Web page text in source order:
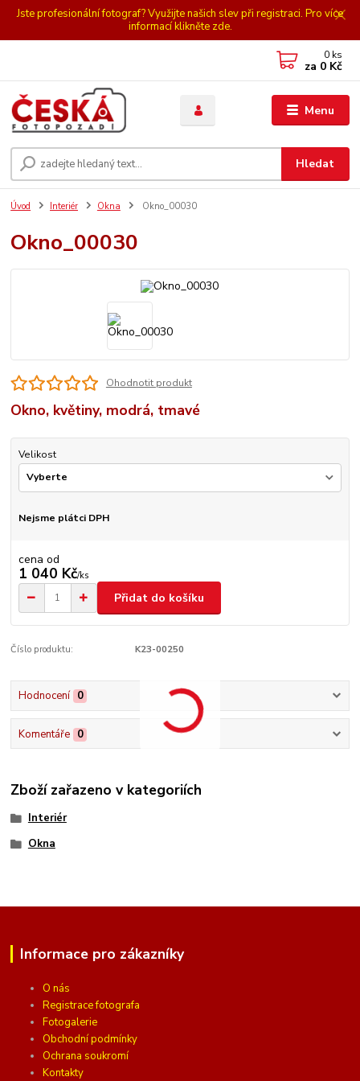
Jste profesionální fotograf? Využijte našich slev při registraci. Pro více
informací klikněte zde.
Menu
Hledat
0 ks
za 0 Kč
Úvod Interiér Okna Okno_00030
Okno_00030
Ohodnotit produkt
Okno, květiny, modrá, tmavé
Velikost
Nejsme plátci DPH
cena od
1 040 Kč/ks
Přidat do košíku
Číslo produktu: K23-00250
Hodnocení 0
Komentáře 0
Zboží zařazeno v kategoriích
Interiér
Okna
Informace pro zákazníky
O nás
Registrace fotografa
Fotogalerie
Obchodní podmínky
Ochrana soukromí
Kontakty